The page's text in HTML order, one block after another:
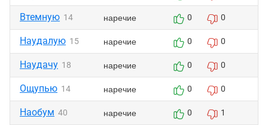
Втемную 14 наречие 0 0
Наудалую 15 наречие 0 0
Наудачу 18 наречие 0 0
Ощупью 14 наречие 0 0
Наобум 40 наречие 0 1